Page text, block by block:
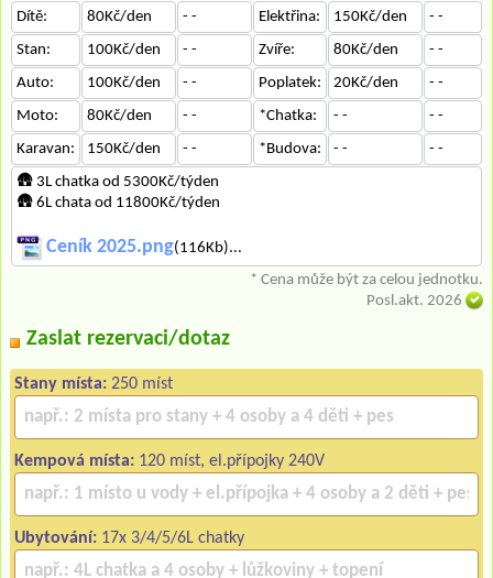
Dítě:
80Kč/den - - Elektřina: 150Kč/den
- -
Stan:
100Kč/den - - Zvíře: 80Kč/den
- -
Auto:
100Kč/den - - Poplatek: 20Kč/den
- -
Moto:
80Kč/den - - *Chatka: - -
- -
Karavan:
150Kč/den - - *Budova: - -
- -
🛖 3L chatka od 5300Kč/týden
🛖 6L chata od 11800Kč/týden
Ceník 2025.png(116Kb)...
* Cena může být za celou jednotku.
Posl.akt. 2026
Zaslat rezervaci/dotaz
Stany místa: 250 míst
Kempová místa: 120 míst, el.přípojky 240V
Ubytování: 17x 3/4/5/6L chatky